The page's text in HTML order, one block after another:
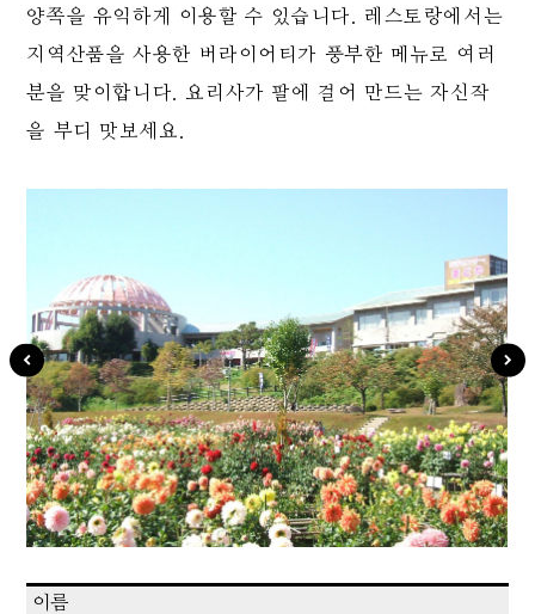
양쪽을 유익하게 이용할 수 있습니다. 레스토랑에서는
지역산품을 사용한 버라이어티가 풍부한 메뉴로 여러
분을 맞이합니다. 요리사가 팔에 걸어 만드는 자신작
을 부디 맛보세요.
이름